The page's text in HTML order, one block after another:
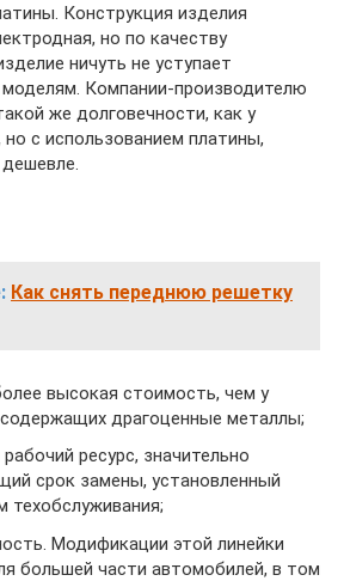
Конструкция изделия
но по качеству
ничуть не уступает
Компании-производителю
же долговечности, как у
с использованием платины,
Как снять переднюю решетку
высокая стоимость, чем у
драгоценные металлы;
ресурс, значительно
срок замены, установленный
техобслуживания;
Модификации этой линейки
большей части автомобилей, в том